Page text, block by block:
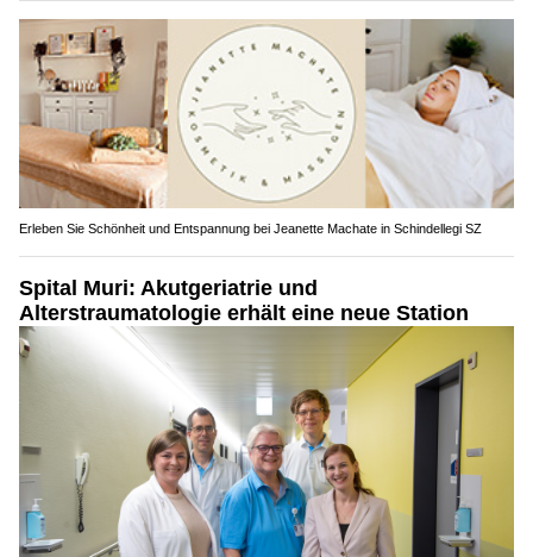
Erleben Sie Schönheit und Entspannung bei Jeanette Machate in Schindellegi SZ
Spital Muri: Akutgeriatrie und
Alterstraumatologie erhält eine neue Station